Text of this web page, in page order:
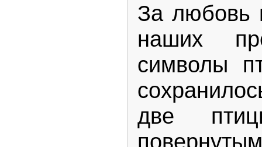
За любовь
наших
символы
две